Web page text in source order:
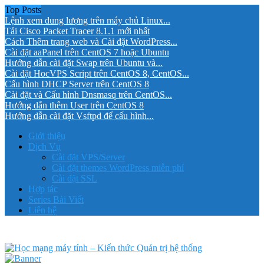
Top Posts
Lệnh xem dung lượng trên máy chủ Linux...
Tải Cisco Packet Tracer 8.1.1 mới nhất
Cách Thêm trang web và Cài đặt WordPress...
Cài đặt aaPanel trên CentOS 7 hoặc Ubuntu
Hướng dẫn cài đặt Swap trên Ubuntu và...
Cài đặt HocVPS Script trên CentOS 8, CentOS...
Cấu hình DHCP Server trên CentOS 8
Cài đặt và Cấu hình Dnsmasq trên CentOS...
Hướng dẫn thêm User trên CentOS 8
Hướng dẫn cài đặt Vsftpd để cấu hình...
Giới thiệu
Dịch Vụ
Cài đặt VPS/Server
Cài đặt themes WordPress miễn phí
Cài đặt SSL
Hợp tác
Series Bài Viết
Liên hệ